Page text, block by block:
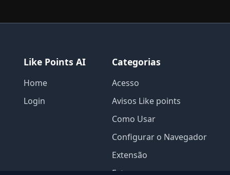
Like Points AI
Home
Login
Categorias
Acesso
Avisos Like points
Como Usar
Configurar o Navegador
Extensão
Extras